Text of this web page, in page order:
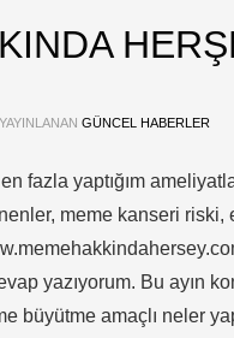
YAYINLANAN GÜNCEL HABERLER
fazla yaptığım
meme kanseri
yazıyorum. Bu ayın
büyütme amaçlı neler